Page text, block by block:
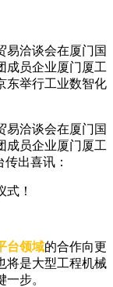
易洽谈会在厦门国
成员企业厦门厦工
东举行工业数智化
易洽谈会在厦门国
成员企业厦门厦工
出喜讯：
！
台领域的合作向更
将是大型工程机械
步。